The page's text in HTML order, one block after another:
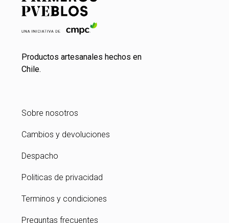
Productos artesanales hechos en
Chile.
Sobre nosotros
Cambios y devoluciones
Despacho
Politicas de privacidad
Terminos y condiciones
Preguntas frecuentes